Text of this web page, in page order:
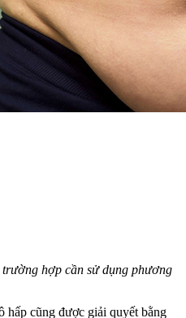
hợp cần sử dụng phương
hấp cũng được giải quyết bằng